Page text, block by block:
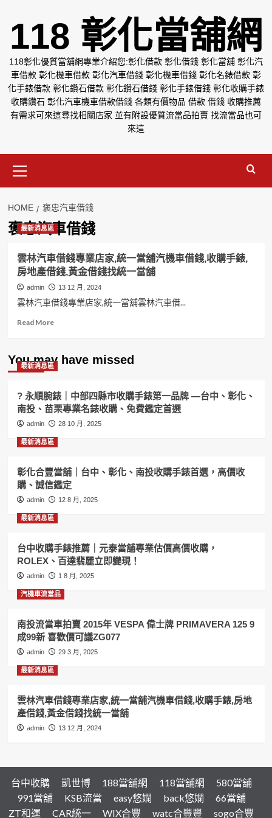
118 彰化當舖網
118彰化優質當舖網專業介紹您:彰化借款 彰化借錢 彰化當舖 彰化汽
車借款 彰化機車借款 彰化汽車借錢 彰化機車借錢 彰化名錶借款 彰
化手錶借款 彰化鑽石借款 彰化鑽石借錢 彰化手錶借錢 彰化收購手錶
收購鑽石 彰化汽車機車借款借錢 各類有價物品 借款 借錢 收購推薦
有需求可來這尋找相關店家 並有附設優質流當品拍賣 找流當品也可
來這
Menu
HOME 褒忠汽車借錢
褒忠汽車借錢
最新消息區
雲林汽車借錢專業店家,統一當舖汽機車借錢,收購手錶,
房地產借錢,黃金借錢找統一當舖
admin 13 12 月, 2024
雲林汽車借錢專業店家,統一當舖雲林汽車借...
Read MoreRead
雲
林
車
借
錢
專
業
店
統
一
當
舖
汽
借
錢,
收
手
房
地
產
借
錢,
借
錢
找
You may have missed
最新消息區
? 永順腕錶｜中部四縣市收購手錶第一品牌 —台中、彰化、
南投、苗栗專業名錶收購、免費鑑定首選
admin 28 10 月, 2025
最新消息區
彰化合豐當舖｜台中、彰化、南投收購手錶首選，高價收
購、誠信鑑定
admin 12 8 月, 2025
最新消息區
台中收購手錶推薦｜元泰當舖專業估價高價收購，
ROLEX、百達翡麗立即變現！
admin 1 8 月, 2025
汽機車流當品
南投流當車拍賣 2015年 VESPA 偉士牌 PRIMAVERA 125 9
成99新 喜歡價可議ZG077
admin 29 3 月, 2025
最新消息區
雲林汽車借錢專業店家,統一當舖汽機車借錢,收購手錶,房地
產借錢,黃金借錢找統一當舖
admin 13 12 月, 2024
台中收購 凱世博 188當舖網 118當舖網
580當舖
991當舖
KSB流當 easy悠嫻 back悠嫻
66當舖
ZT和運
CAR統一 WIX合豐 watc合豐豐 sogo合豐